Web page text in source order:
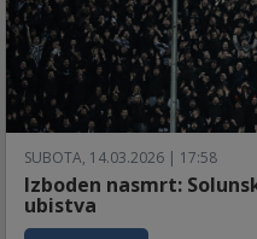
SUBOTA, 14.03.2026 | 17:58
Izboden nasmrt:
ubistva